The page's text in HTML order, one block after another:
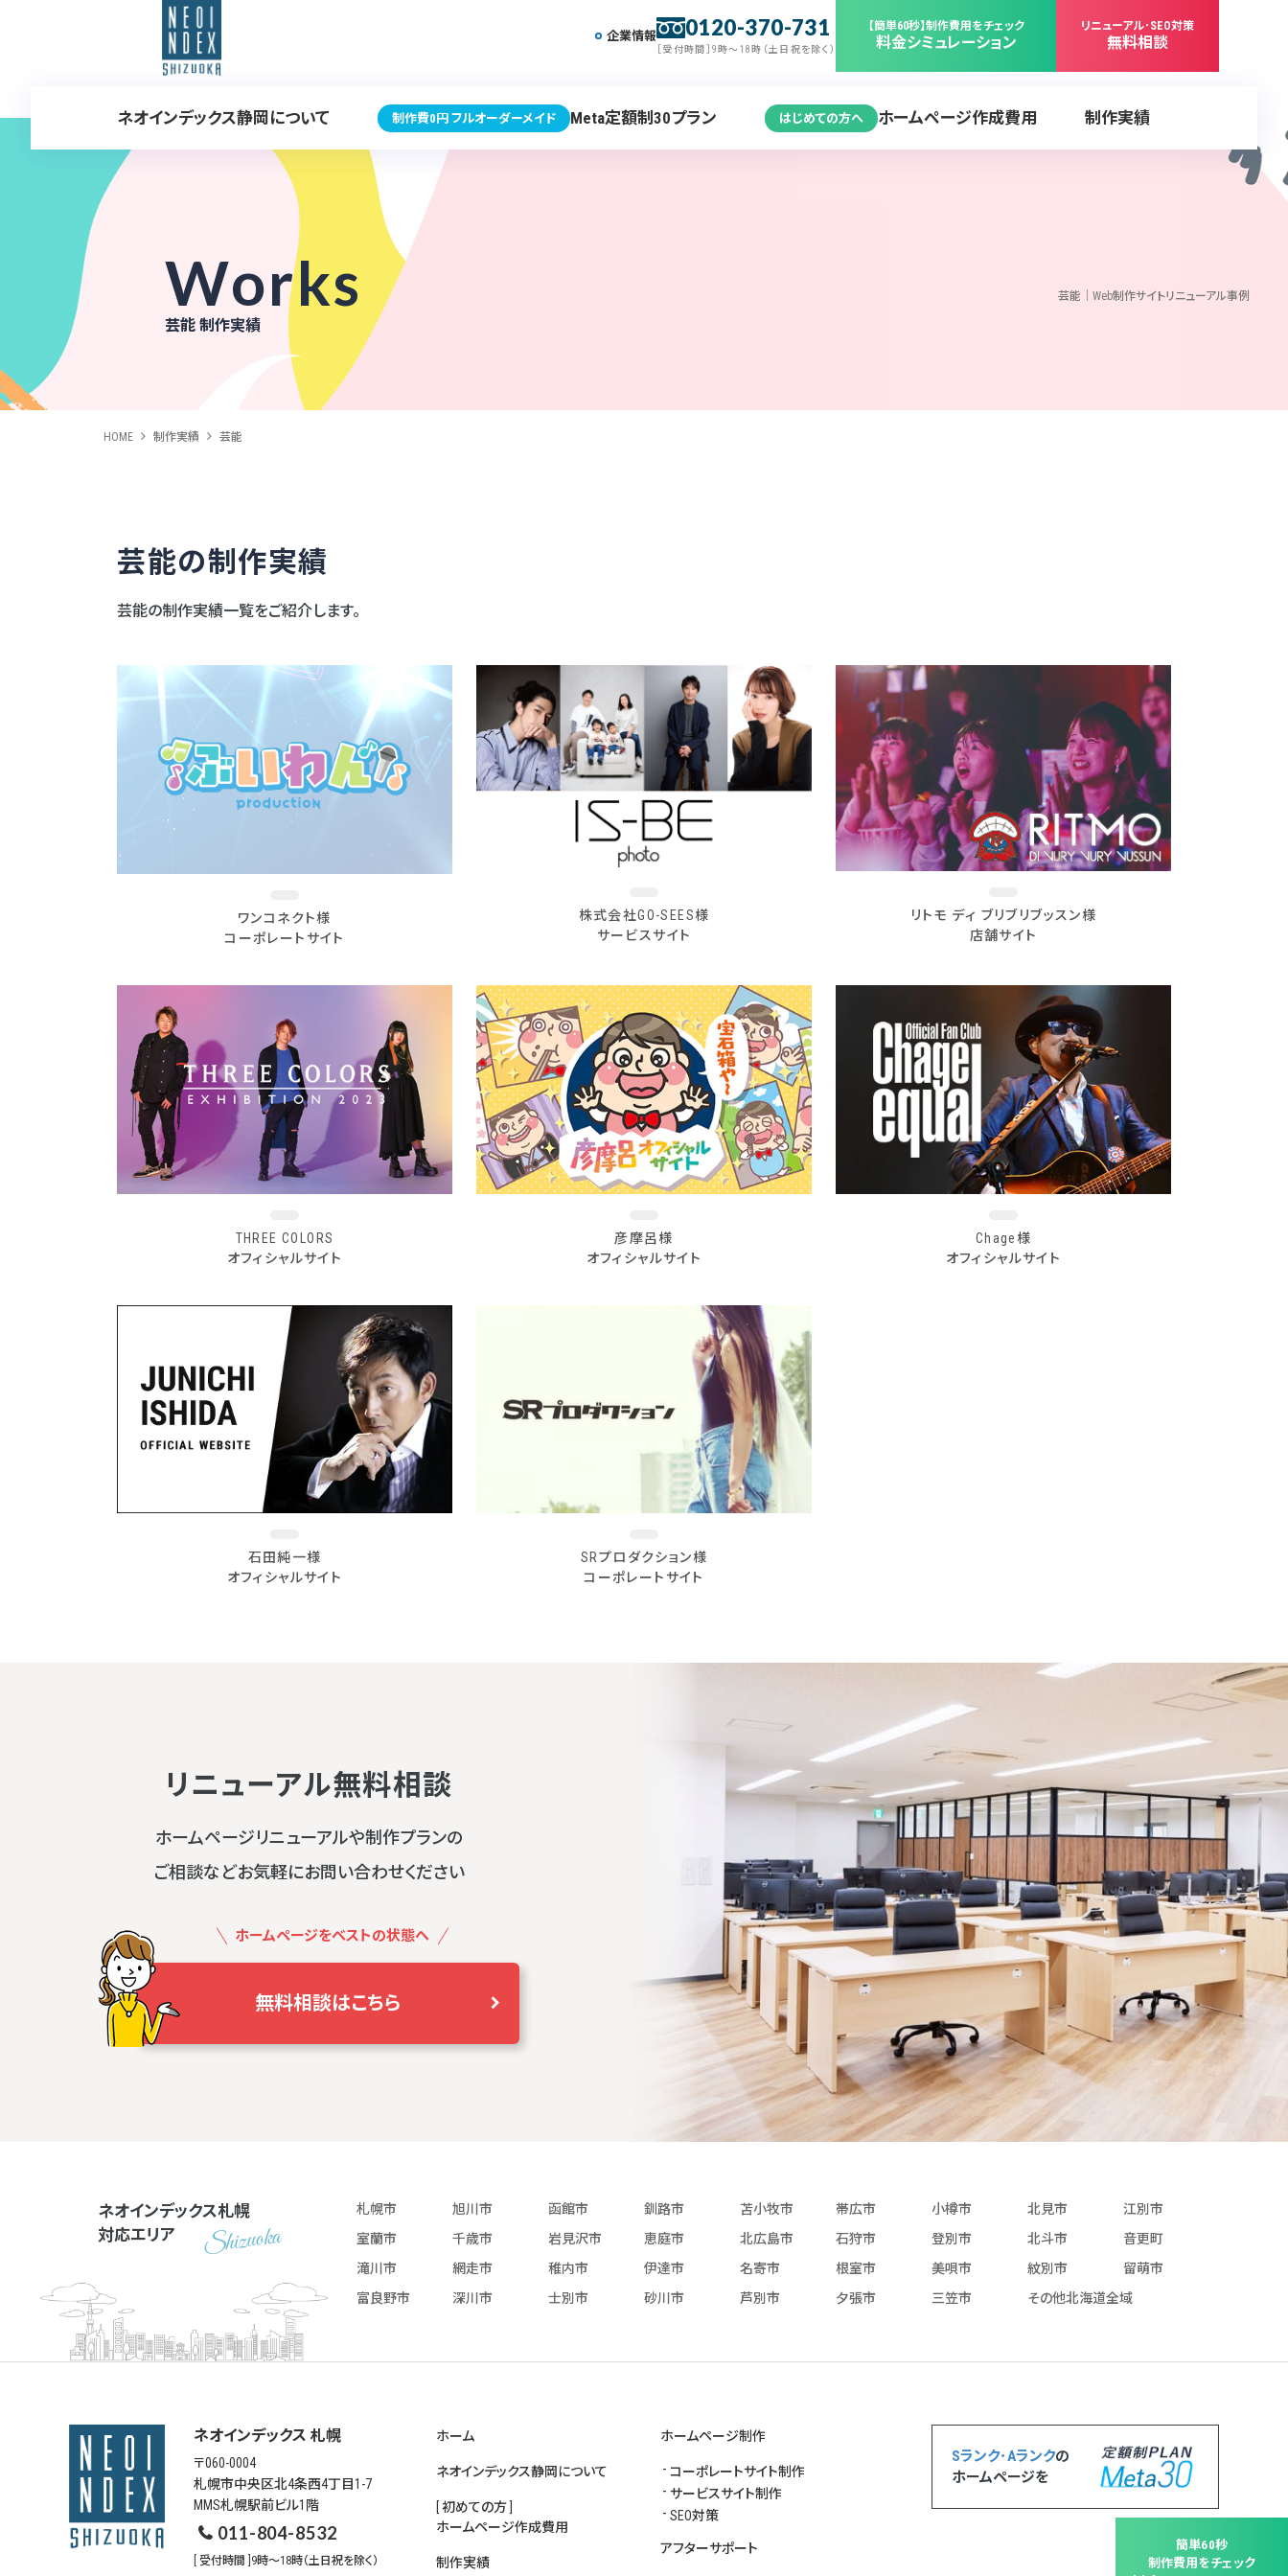
企業情報 0120-370-731
［受付時間］9時～18時（土日祝を除く）
【簡単60秒】制作費用をチェック
料金シミュレーション
リニューアル･SEO対策
無料相談
ネオインデックス静岡について 制作費0円 フルオーダーメイド Meta定額制30プラン はじめての方へ ホームページ作成費用 制作実績
簡単60秒
制作費用をチェック
芸能｜Web制作サイトリニューアル事例
Works
芸能 制作実績
HOME 制作実績 芸能
芸能の制作実績
芸能の制作実績一覧をご紹介します。
ワンコネクト様
コーポレートサイト
株式会社GO-SEES様
サービスサイト
リトモ ディ ブリブリブッスン様
店舗サイト
THREE COLORS
オフィシャルサイト
彦摩呂様
オフィシャルサイト
Chage様
オフィシャルサイト
石田純一様
オフィシャルサイト
SRプロダクション様
コーポレートサイト
リニューアル無料相談
ホームページリニューアルや制作プランの
ご相談などお気軽にお問い合わせください
ホームページをベストの状態へ
無料相談はこちら
ネオインデックス札幌
対応エリア
札幌市 旭川市 函館市 釧路市 苫小牧市 帯広市 小樽市 北見市
江別市
室蘭市
千歳市 岩見沢市 恵庭市 北広島市 石狩市 登別市 北斗市
音更町
滝川市
網走市 稚内市 伊達市 名寄市 根室市 美唄市 紋別市
留萌市
富良野市
深川市 士別市 砂川市 芦別市 夕張市 三笠市 その他北海道全域
ネオインデックス 札幌
〒060-0004
札幌市中央区北4条西4丁目1-7
MMS札幌駅前ビル1階
011-804-8532
[ 受付時間 ]9時～18時（土日祝を除く）
ホーム
ネオインデックス静岡について
[ 初めての方 ]
ホームページ作成費用
制作実績
ホームページ制作
コーポレートサイト制作
サービスサイト制作
SEO対策
アフターサポート
Sランク･Aランクの
ホームページを